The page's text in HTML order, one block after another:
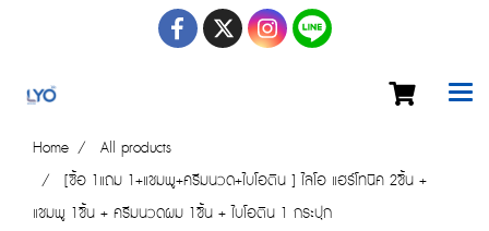
Home
All products
[ซื้อ 1แถม 1+แชมพู+ครีมนวด+ไบโอติน ] ไลโอ แฮร์โทนิค 2ชิ้น +
แชมพู 1ชิ้น + ครีมนวดผม 1ชิ้น + ไบโอติน 1 กระปุก